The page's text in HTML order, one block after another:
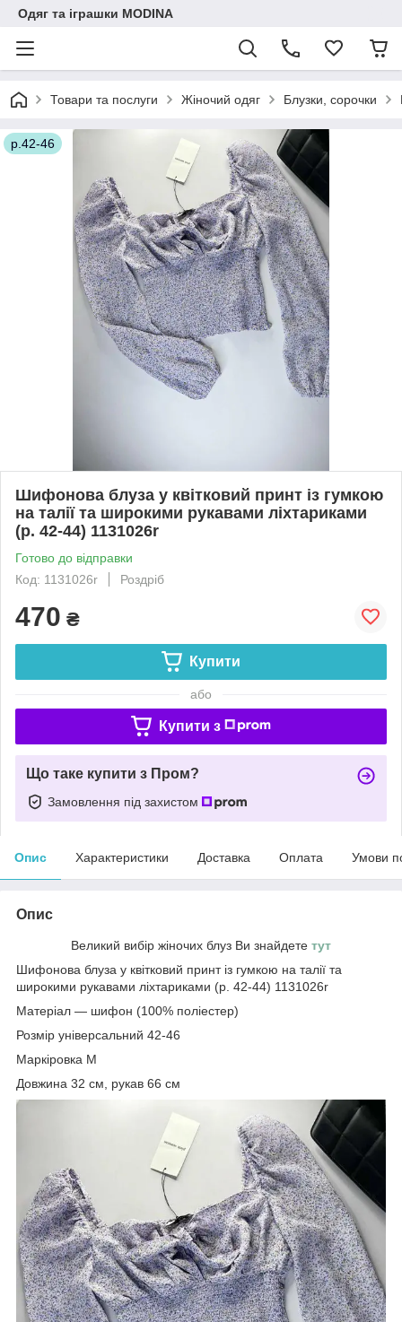
Одяг та іграшки MODINA
Товари та послуги Жіночий одяг Блузки, сорочки
р.42-46
Шифонова блуза у квітковий принт із гумкою
на талії та широкими рукавами ліхтариками
(р. 42-44) 1131026r
Готово до відправки
Код: 1131026r
Роздріб
470 ₴
Купити
або
Купити з
Що таке купити з Пром?
Замовлення під захистом
Опис Характеристики Доставка Оплата Умови
Опис
Великий вибір жіночих блуз Ви знайдете тут
Шифонова блуза у квітковий принт із гумкою на талії та
широкими рукавами ліхтариками (р. 42-44) 1131026r
Матеріал — шифон (100% поліестер)
Розмір універсальний 42-46
Маркіровка М
Довжина 32 см, рукав 66 см